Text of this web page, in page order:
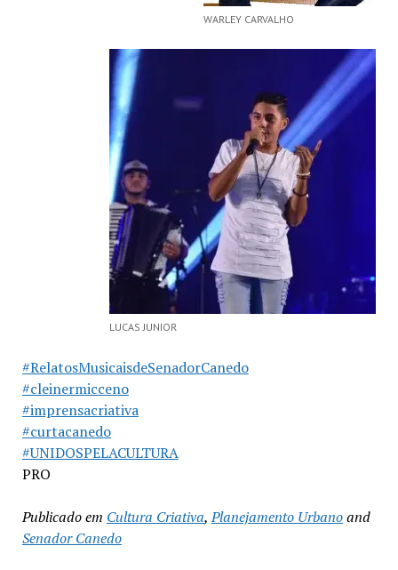
WARLEY CARVALHO
LUCAS JUNIOR
#RelatosMusicaisdeSenadorCanedo
#cleinermicceno
#imprensacriativa
#curtacanedo
#UNIDOSPELACULTURA
PRO
Publicado em Cultura Criativa,Planejamento Urbanoand
Senador Canedo